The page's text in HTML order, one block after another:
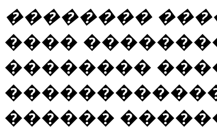
��������
����
��������
������